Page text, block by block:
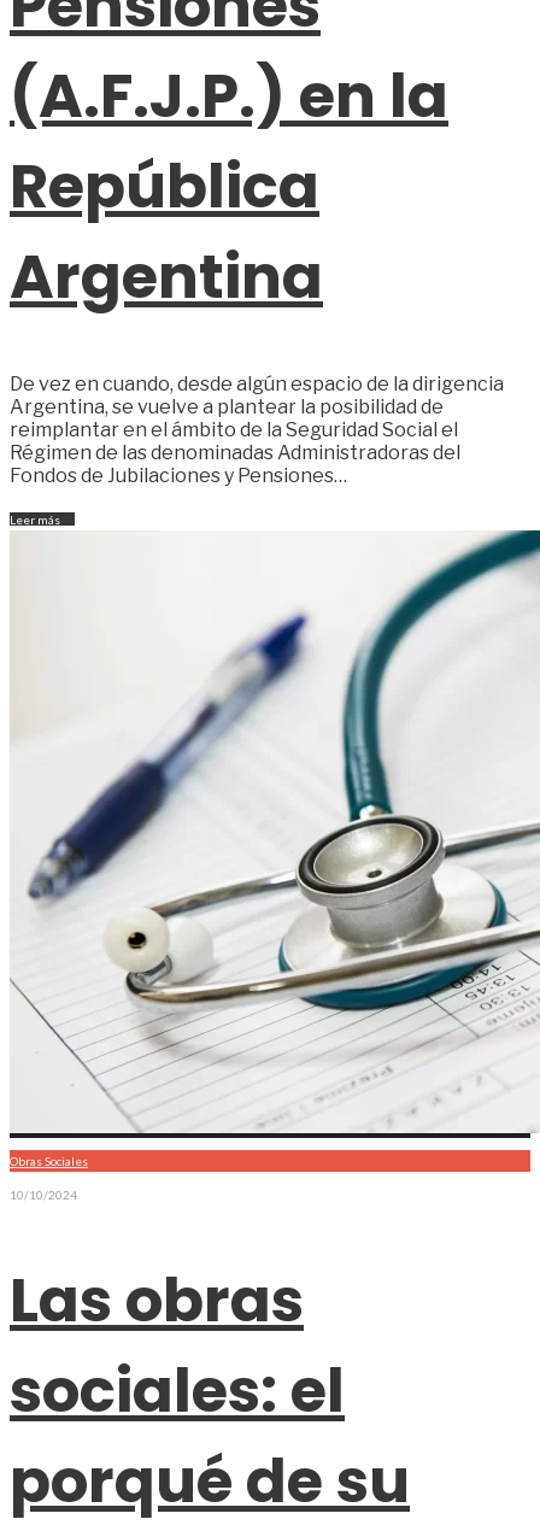
(A.F.J.P.) en la
República
Argentina
De vez en cuando, desde algún espacio de la dirigencia
Argentina, se vuelve a plantear la posibilidad de
reimplantar en el ámbito de la Seguridad Social el
Régimen de las denominadas Administradoras del
Fondos de Jubilaciones y Pensiones…
Leer más
Obras Sociales
10/10/2024
Las obras
sociales: el
porqué de su